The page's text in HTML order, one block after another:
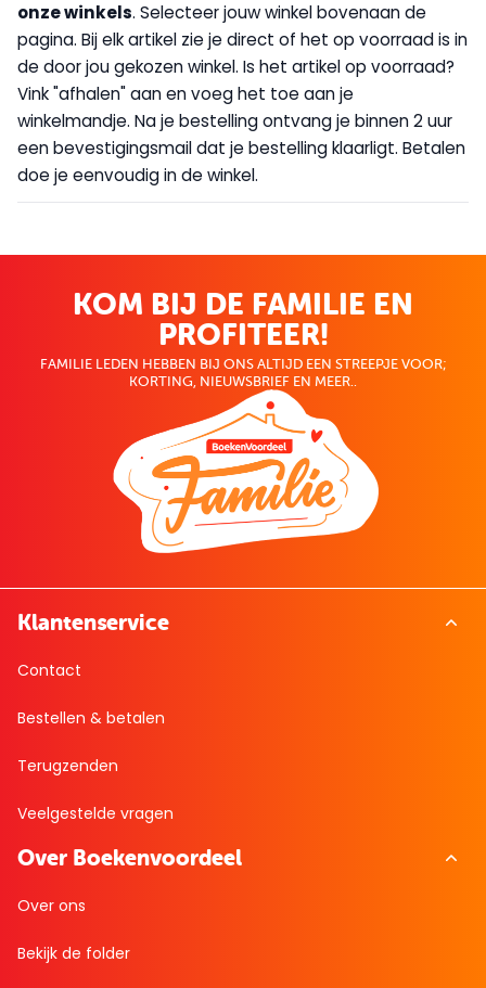
onze winkels. Selecteer jouw winkel bovenaan de
pagina. Bij elk artikel zie je direct of het op voorraad is in
de door jou gekozen winkel. Is het artikel op voorraad?
Vink "afhalen" aan en voeg het toe aan je
winkelmandje. Na je bestelling ontvang je binnen 2 uur
een bevestigingsmail dat je bestelling klaarligt. Betalen
doe je eenvoudig in de winkel.
KOM BIJ DE FAMILIE EN
PROFITEER!
FAMILIE LEDEN HEBBEN BIJ ONS ALTIJD EEN STREEPJE VOOR;
KORTING, NIEUWSBRIEF EN MEER..
Klantenservice
Contact
Bestellen & betalen
Terugzenden
Veelgestelde vragen
Over Boekenvoordeel
Over ons
Bekijk de folder